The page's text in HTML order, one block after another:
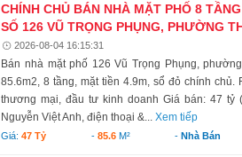
CHÍNH CHỦ BÁN NHÀ MẶT PHỐ 8
SỐ 126 VŨ TRỌNG PHỤNG, PHƯỜNG
2026-08-04 16:15:31
Bán nhà mặt phố 126 Vũ Trọng Phụng,
85.6m2, 8 tầng, mặt tiền 4.9m, sổ đỏ chính
thương mại, đầu tư kinh doanh Giá bán: 47
Nguyễn Việt Anh, điện thoại &...Xem tiếp
Giá:47 Tỷ - 85.6M² - Nhà Bán